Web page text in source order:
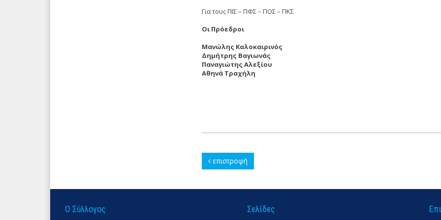
Για τους ΠΙΣ – ΠΦΣ – ΠΟΣ – ΠΚΣ
Οι Πρόεδροι
Μανώλης Καλοκαιρινός
Δημήτρης Βαγιωνάς
Παναγιώτης Αλεξίου
Αθηνά Τραχήλη
επιστροφή
Ο Σύλλογος Σελίδες